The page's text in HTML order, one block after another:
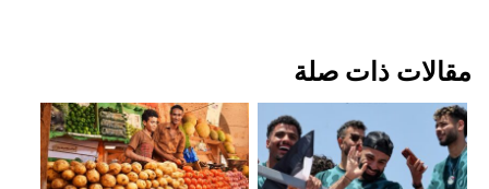
مقالات ذات صلة